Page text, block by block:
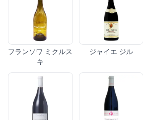
フランソワ ミクルス
キ
ジャイエ ジル